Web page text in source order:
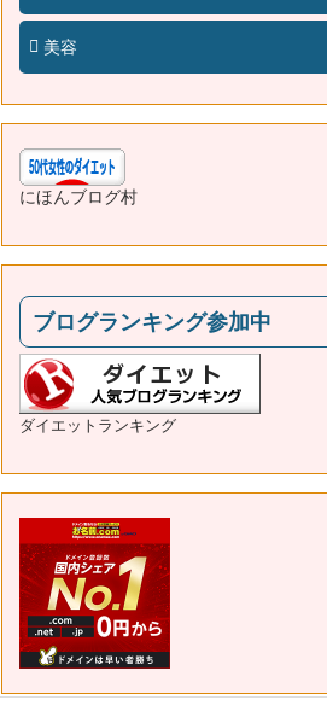
美容
にほんブログ村
ブログランキング参加中
ダイエットランキング